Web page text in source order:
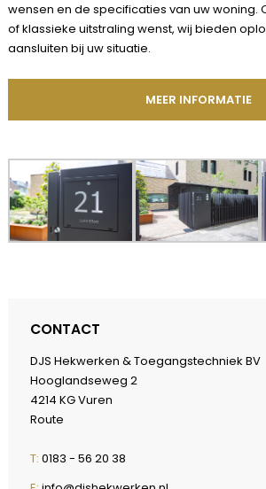
wensen en de specificaties van uw woning.
of klassieke uitstraling wenst, wij bieden
aansluiten bij uw situatie.
MEER INFORMATIE
CONTACT
DJS Hekwerken & Toegangstechniek BV
Hooglandseweg 2
4214 KG Vuren
Route
T: 0183 - 56 20 38